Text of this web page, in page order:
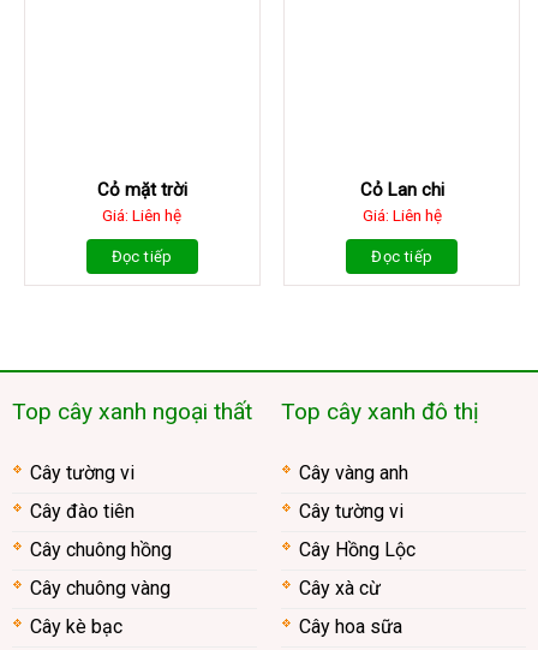
Cỏ mặt trời
Giá: Liên hệ
Đọc tiếp
Cỏ Lan chi
Giá: Liên hệ
Đọc tiếp
Top cây xanh ngoại thất
Cây tường vi
Cây đào tiên
Cây chuông hồng
Cây chuông vàng
Cây kè bạc
Top cây xanh đô thị
Cây vàng anh
Cây tường vi
Cây Hồng Lộc
Cây xà cừ
Cây hoa sữa